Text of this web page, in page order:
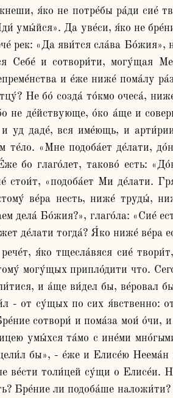
я́ко не потре́бы ра́ди сие́
умы́йся». Да уве́си, я́ко не
рек: «Да яви́тся сла́ва
Себе́ и сотвори́ти, могу́щая
и е́же ниже́ пома́лу
Не бо́ созда́ то́кмо очеса́,
не де́йствующе, о́ко а́ще и
и уд даде́, вся име́ющь, и
те́ло. «Мне подоба́ет де́лати,
бо глаго́лет, таково́ есть:
стои́т, «подоба́ет Ми де́лати.
ве́ра несть, ниже́ труды́,
дела́ Бо́жия?», глаго́ла: «Сие́
де́лати тогда́? Я́ко ниже́ ве́ра
могу́щых припло́дити что.
и а́ще ви́дел бы, ве́ровал
- от су́щых по сих я́вственно:
сотвори́ и пома́за мои́
умы́хся та́мо с ине́ми
бы», - е́же и Елисе́ю
ве́сти толи́цей су́щи о Елисе́и.
Бре́ние ли подоба́ше